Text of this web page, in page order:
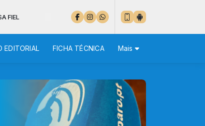
EDITORIAL FICHA TÉCNICA Mais